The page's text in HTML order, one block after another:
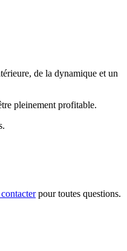
de la dynamique et un
pleinement profitable.
pour toutes questions.